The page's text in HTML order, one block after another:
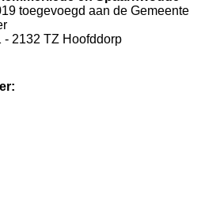
toegevoegd aan de Gemeente
- 2132 TZ Hoofddorp